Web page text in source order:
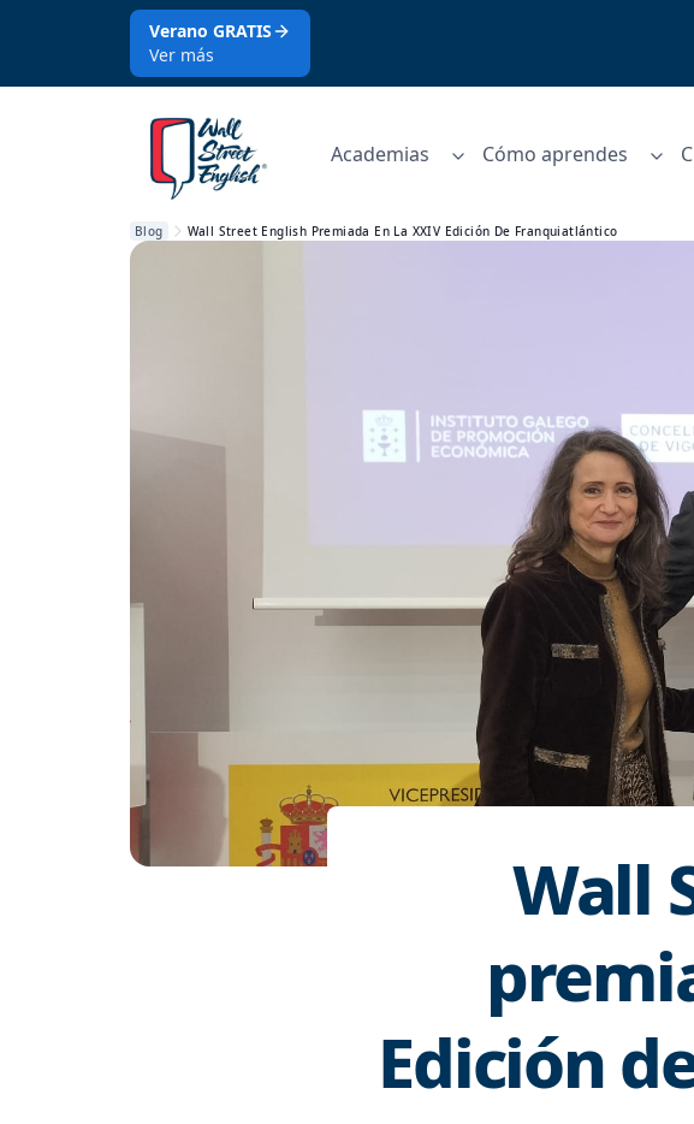
Verano GRATIS
Ver más
Academias Cómo aprendes
Blog Wall Street English Premiada En La XXIV Edición De Franquiatlántico
Wall
Edición